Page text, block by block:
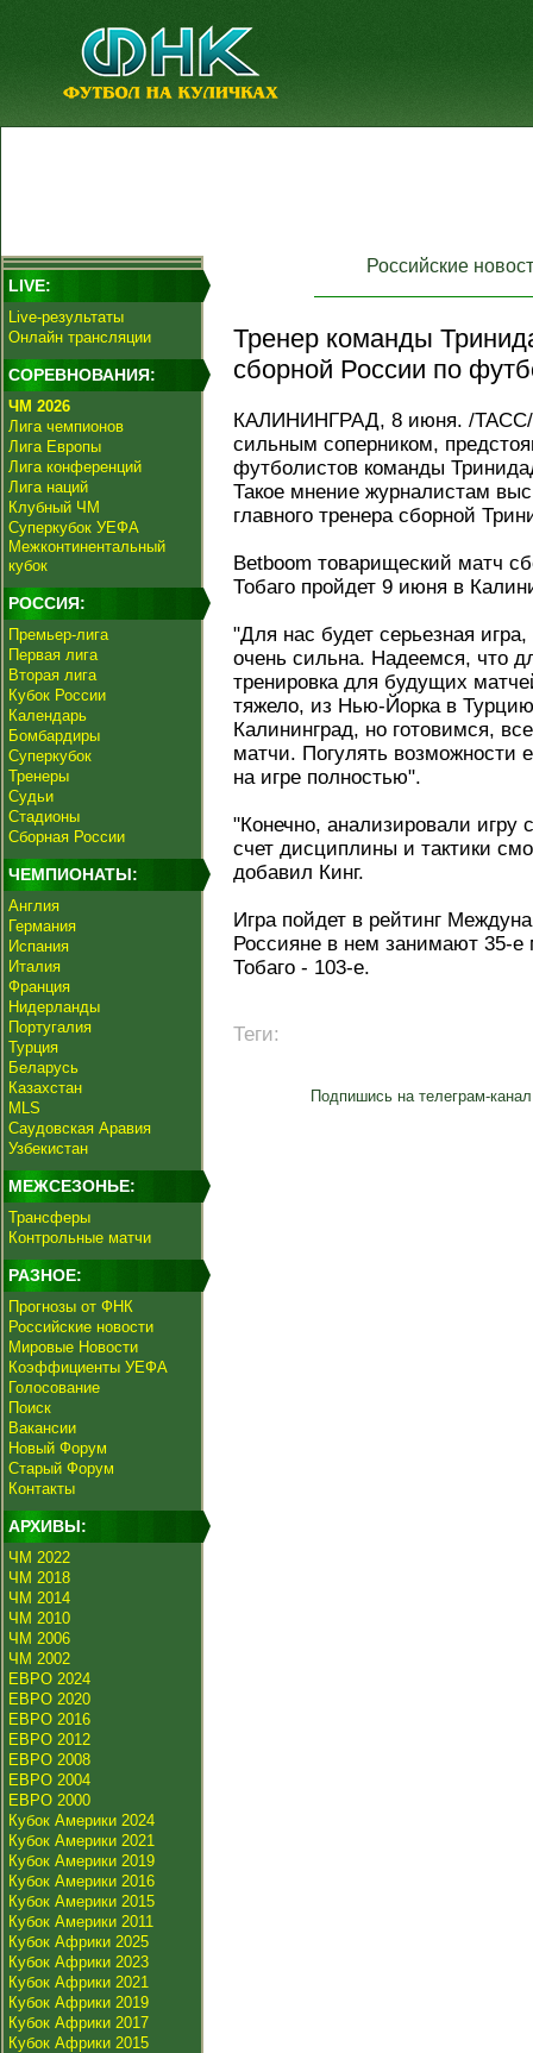
LIVE:
Live-результаты
Онлайн трансляции
СОРЕВНОВАНИЯ:
ЧМ 2026
Лига чемпионов
Лига Европы
Лига конференций
Лига наций
Клубный ЧМ
Суперкубок УЕФА
Межконтинентальный
кубок
РОССИЯ:
Премьер-лига
Первая лига
Вторая лига
Кубок России
Календарь
Бомбардиры
Суперкубок
Тренеры
Судьи
Стадионы
Сборная России
ЧЕМПИОНАТЫ:
Англия
Германия
Испания
Италия
Франция
Нидерланды
Португалия
Турция
Беларусь
Казахстан
MLS
Саудовская Аравия
Узбекистан
МЕЖСЕЗОНЬЕ:
Трансферы
Контрольные матчи
РАЗНОЕ:
Прогнозы от ФНК
Российские новости
Мировые Новости
Коэффициенты УЕФА
Голосование
Поиск
Вакансии
Новый Форум
Старый Форум
Контакты
АРХИВЫ:
ЧМ 2022
ЧМ 2018
ЧМ 2014
ЧМ 2010
ЧМ 2006
ЧМ 2002
ЕВРО 2024
ЕВРО 2020
ЕВРО 2016
ЕВРО 2012
ЕВРО 2008
ЕВРО 2004
ЕВРО 2000
Кубок Америки 2024
Кубок Америки 2021
Кубок Америки 2019
Кубок Америки 2016
Кубок Америки 2015
Кубок Америки 2011
Кубок Африки 2025
Кубок Африки 2023
Кубок Африки 2021
Кубок Африки 2019
Кубок Африки 2017
Кубок Африки 2015
Российские
Тренер команды
сборной России по
КАЛИНИНГРАД, 8 июня. /ТАСС/.
сильным соперником,
футболистов команды
Такое мнение журналистам
главного тренера сборной
Betboom товарищеский матч
Тобаго пройдет 9 июня в
"Для нас будет серьезная
очень сильна. Надеемся, что
тренировка для будущих
тяжело, из Нью-Йорка в
Калининград, но готовимся,
матчи. Погулять
на игре полностью".
"Конечно, анализировали
счет дисциплины и тактики
добавил Кинг.
Игра пойдет в рейтинг
Россияне в нем занимают 35-
Тобаго - 103-е.
Теги:
Подпишись на телеграм-